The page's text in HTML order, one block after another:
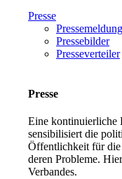
Presse
Pressebilder
Presseverteiler
Presse
Eine kontinuierliche
sensibilisiert die
Öffentlichkeit für
deren Probleme.
Verbandes.